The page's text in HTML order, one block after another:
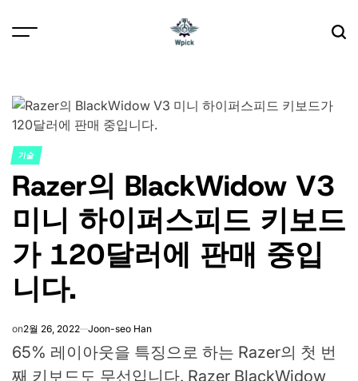
POSTED
IN
기술
Razer의 BlackWidow V3
미니 하이퍼스피드 키보드
가 120달러에 판매 중입
니다.
on2월 26, 2022 Joon-seo Han
65% 레이아웃을 특징으로 하는 Razer의 첫 번
째 키보드도 무선입니다. Razer BlackWidow